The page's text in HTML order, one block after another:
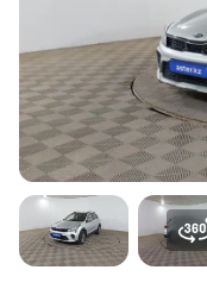
Предоставим
техническое
юридическая